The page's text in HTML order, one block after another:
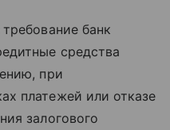
банк
средства
при
платежей или отказе
залогового